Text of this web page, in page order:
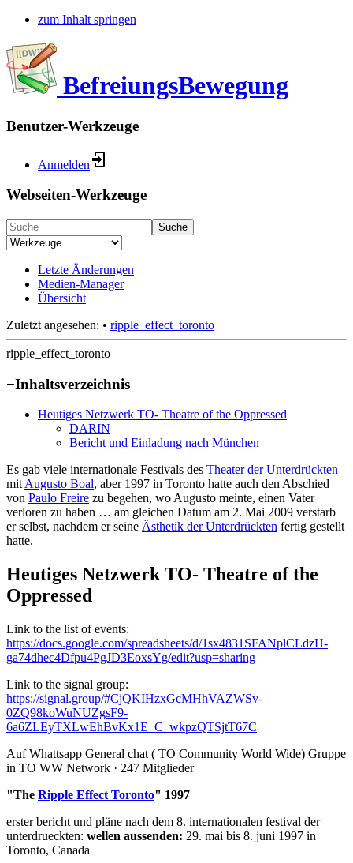
zum Inhalt springen
BefreiungsBewegung
Benutzer-Werkzeuge
Anmelden
Webseiten-Werkzeuge
Suche
Letzte Änderungen
Medien-Manager
Übersicht
Zuletzt angesehen: • ripple_effect_toronto
ripple_effect_toronto
−Inhaltsverzeichnis
Heutiges Netzwerk TO- Theatre of the Oppressed
DARIN
Bericht und Einladung nach München
Es gab viele internationale Festivals des Theater der Unterdrückten
mitAugusto Boal, aber 1997 in Toronto hatte auch den Abschied
von Paulo Freire zu begehen, wo Augusto meinte, einen Vater
verloren zu haben … am gleichen Datum am 2. Mai 2009 verstarb
er selbst, nachdem er seine Ästhetik der Unterdrückten fertig gestellt
hatte.
Heutiges Netzwerk TO- Theatre of the
Oppressed
Link to the list of events:
https://docs.google.com/spreadsheets/d/1sx4831SFANplCLdzH-
ga74dhec4Dfpu4PgJD3EoxsYg/edit?usp=sharing
Link to the signal group:
https://signal.group/#CjQKIHzxGcMHhVAZWSv-
0ZQ98koWuNUZgsF9-
6a6ZLEyTXLwEhBvKx1E_C_wkpzQTSjtT67C
Auf Whattsapp General chat ( TO Community World Wide) Gruppe
in TO WW Network · 247 Mitglieder
"The Ripple Effect Toronto" 1997
erster bericht und pläne nach dem 8. internationalen festival der
unterdrueckten: wellen aussenden: 29. mai bis 8. juni 1997 in
Toronto, Canada